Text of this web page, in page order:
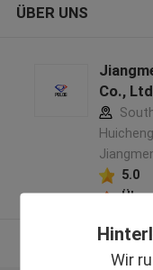
Wir
ÜBER UNS
Co.,
5.0